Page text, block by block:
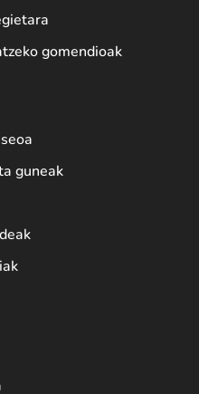
gomendioak
guneak